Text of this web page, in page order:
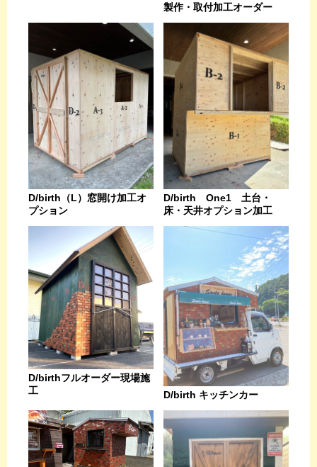
製作・取付加工オーダー
D/birth（L）窓開け加工オ
プション
D/birth One1 土台・
床・天井オプション加工
D/birthフルオーダー現場施
工
D/birth キッチンカー